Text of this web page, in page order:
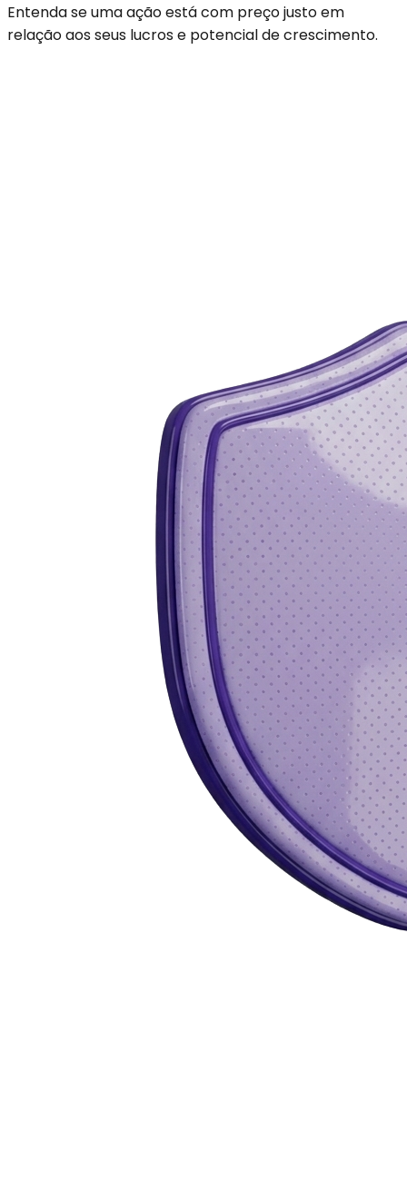
Entenda se uma ação está com preço justo em
relação aos seus lucros e potencial de crescimento.